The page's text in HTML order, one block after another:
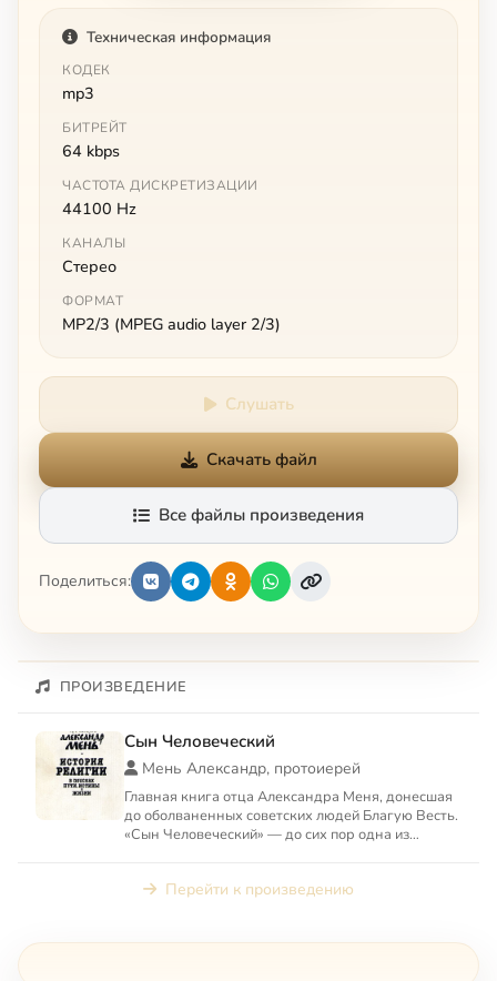
Техническая информация
КОДЕК
mp3
БИТРЕЙТ
64 kbps
ЧАСТОТА ДИСКРЕТИЗАЦИИ
44100 Hz
КАНАЛЫ
Стерео
ФОРМАТ
MP2/3 (MPEG audio layer 2/3)
Слушать
Скачать файл
Все файлы произведения
Поделиться:
ПРОИЗВЕДЕНИЕ
Сын Человеческий
Мень Александр, протоиерей
Главная книга отца Александра Меня, донесшая
до оболваненных советских людей Благую Весть.
«Сын Человеческий» — до сих пор одна из
Перейти к произведению